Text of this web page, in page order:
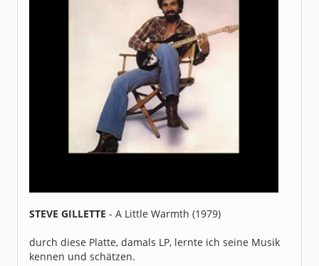
STEVE GILLETTE - A Little Warmth (1979)
durch diese Platte, damals LP, lernte ich seine Musik
kennen und schätzen.